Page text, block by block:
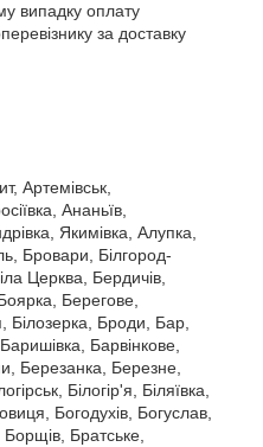
випадку оплату
за доставку
Артемівськ,
Ананьїв,
Якимівка, Алупка,
Бровари, Білгород-
Церква, Бердичів,
Берегове,
Білозерка, Броди, Бар,
Барвінкове,
Березанка, Березне,
Білогір'я, Біляївка,
Богодухів, Богуслав,
Братське,